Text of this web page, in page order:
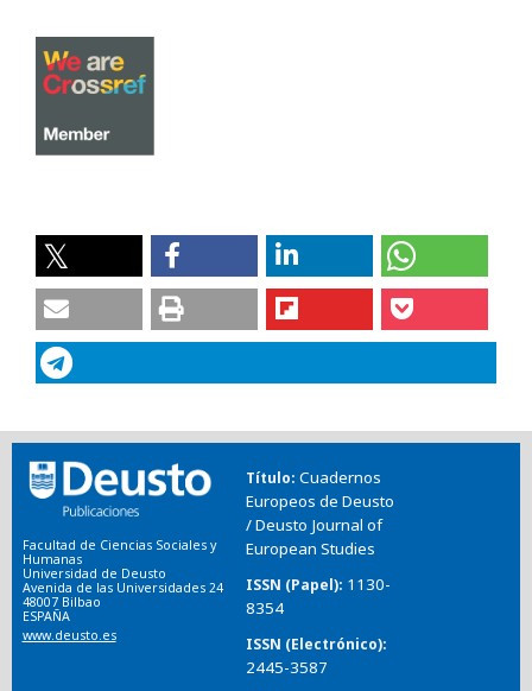
Facultad de Ciencias Sociales y
Humanas
Universidad de Deusto
Avenida de las Universidades 24
48007 Bilbao
ESPAÑA
www.deusto.es
Título Cuadernos
Europeos de Deusto
/ Deusto Journal of
European Studies
ISSN (Papel) 1130-
8354
ISSN (Electrónico)
2445-3587